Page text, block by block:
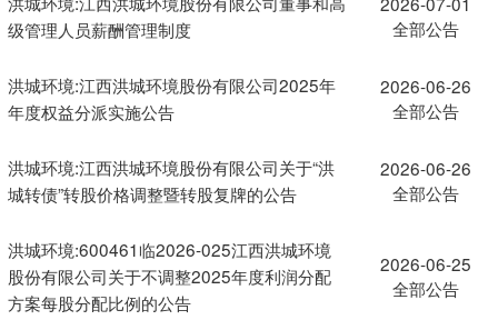
级管理人员薪酬管理制度
全部公告
洪城环境:江西洪城环境股份有限公司2025年
年度权益分派实施公告
2026-06-26
全部公告
洪城环境:江西洪城环境股份有限公司关于“洪
城转债”转股价格调整暨转股复牌的公告
2026-06-26
全部公告
洪城环境:600461临2026-025江西洪城环境
股份有限公司关于不调整2025年度利润分配
方案每股分配比例的公告
2026-06-25
全部公告